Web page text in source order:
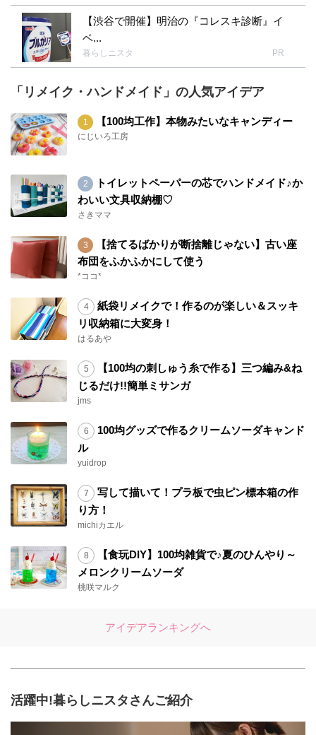
【渋谷で開催】明治の『コレスキ診断』イ
ベ...
暮らしニスタ PR
「リメイク・ハンドメイド」の人気アイデア
【100均工作】本物みたいなキャンディー
にじいろ工房
トイレットペーパーの芯でハンドメイド♪か
わいい文具収納棚♡
さきママ
【捨てるばかりが断捨離じゃない】古い座
布団をふかふかにして使う
*ココ*
紙袋リメイクで！作るのが楽しい＆スッキ
リ収納箱に大変身！
はるあや
【100均の刺しゅう糸で作る】三つ編み&ね
じるだけ!!簡単ミサンガ
jms
100均グッズで作るクリームソーダキャンド
ル
yuidrop
写して描いて！プラ板で虫ピン標本箱の作
り方！
michiカエル
【食玩DIY】100均雑貨で♪夏のひんやり～
メロンクリームソーダ
桃咲マルク
アイデアランキングへ
活躍中!暮らしニスタさんご紹介